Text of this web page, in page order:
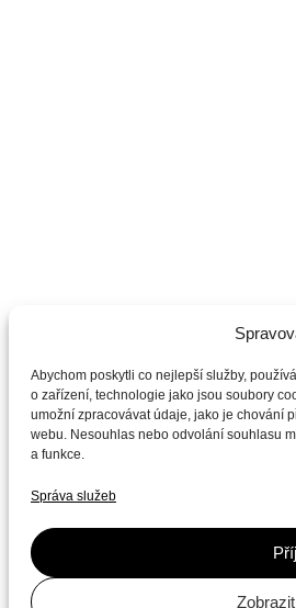
Abychom poskytli co nejlepší služby,
o zařízení, technologie jako jsou soubory
umožní zpracovávat údaje, jako je chování
webu. Nesouhlas nebo odvolání souhlasu
a funkce.
Správa služeb